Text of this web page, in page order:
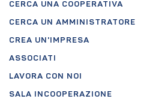
CERCA UNA COOPERATIVA
CERCA UN AMMINISTRATORE
CREA UN'IMPRESA
ASSOCIATI
LAVORA CON NOI
SALA INCOOPERAZIONE